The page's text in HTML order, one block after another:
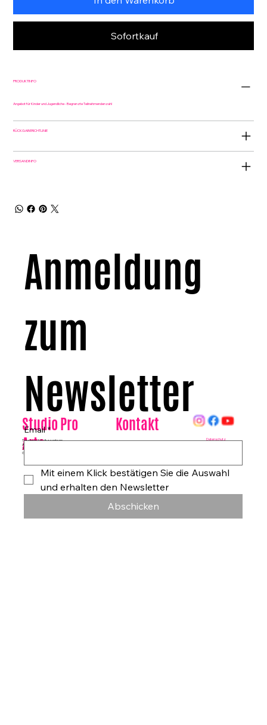
Sofortkauf
PRODUKTINFO
Angebot für Kinder und Jugendliche - Begrenzte Teilnehmendenzahl
RÜCKGABERICHTLINIE
VERSANDINFO
Datenschutz
Studio Pro
Arte
Tanzhaus & Kulturzentrum
Am Rohrgraben 4a
79249 Merzhausen/Freiburg
Germany
Kontakt
Anmeldung
zum
Newsletter
Email *
Mit einem Klick bestätigen Sie die Auswahl
und erhalten den Newsletter
Abschicken